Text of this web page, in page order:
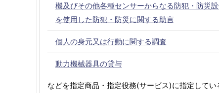
機及びその他各種センサーからなる防犯・防災
を使用した防犯・防災に関する助言
個人の身元又は行動に関する調査
動力機械器具の貸与
などを指定商品・指定役務(サービス)に指定してい